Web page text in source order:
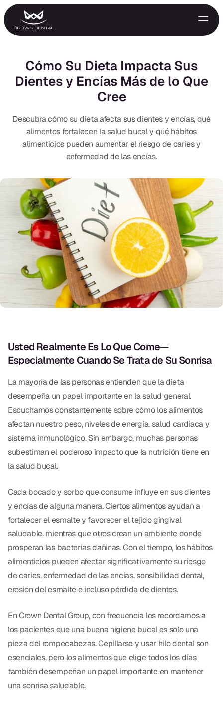
GENERAL
Extracciones
Protectores Nocturnos
Exámenes Orales
Tratamiento Periodontal
Programa Preventivo
Tratamiento de Conducto
RESTAURATIVO
All-on-4
All-on-6
Coronas y Fundas
Puentes Dentales
Empastes Dentales
Dentaduras
Implantes Dentales
Implantes el Mismo Día
COSMÉTICA
Carillas
TECNOLOGÍA
Cómo Su Dieta Impacta Sus
Dientes y Encías Más de lo Que
Cree
Descubra cómo su dieta afecta sus dientes y encías, qué
alimentos fortalecen la salud bucal y qué hábitos
alimenticios pueden aumentar el riesgo de caries y
enfermedad de las encías.
Usted Realmente Es Lo Que Come—
Especialmente Cuando Se Trata de Su Sonrisa
La mayoría de las personas entienden que la dieta
desempeña un papel importante en la salud general.
Escuchamos constantemente sobre cómo los alimentos
afectan nuestro peso, niveles de energía, salud cardíaca y
sistema inmunológico. Sin embargo, muchas personas
subestiman el poderoso impacto que la nutrición tiene en
la salud bucal.
Cada bocado y sorbo que consume influye en sus dientes
y encías de alguna manera. Ciertos alimentos ayudan a
fortalecer el esmalte y favorecer el tejido gingival
saludable, mientras que otros crean un ambiente donde
prosperan las bacterias dañinas. Con el tiempo, los hábitos
alimenticios pueden afectar significativamente su riesgo
de caries, enfermedad de las encías, sensibilidad dental,
erosión del esmalte e incluso pérdida de dientes.
En Crown Dental Group, con frecuencia les recordamos a
los pacientes que una buena higiene bucal es solo una
pieza del rompecabezas. Cepillarse y usar hilo dental son
esenciales, pero los alimentos que elige todos los días
también desempeñan un papel importante en mantener
una sonrisa saludable.